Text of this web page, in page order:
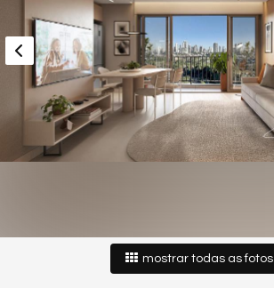
mostrar todas as fotos